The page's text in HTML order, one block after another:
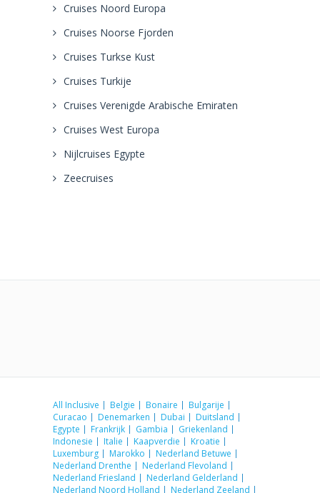
Cruises Noord Europa
Cruises Noorse Fjorden
Cruises Turkse Kust
Cruises Turkije
Cruises Verenigde Arabische Emiraten
Cruises West Europa
Nijlcruises Egypte
Zeecruises
All Inclusive Belgie Bonaire
Bulgarije
Curacao
Denemarken Dubai
Duitsland
Egypte
Frankrijk Gambia
Griekenland
Indonesie
Italie Kaapverdie
Kroatie
Luxemburg
Marokko
Nederland Betuwe
Nederland Drenthe
Nederland Flevoland
Nederland Friesland
Nederland Gelderland
Nederland Noord Holland
Nederland Zeeland